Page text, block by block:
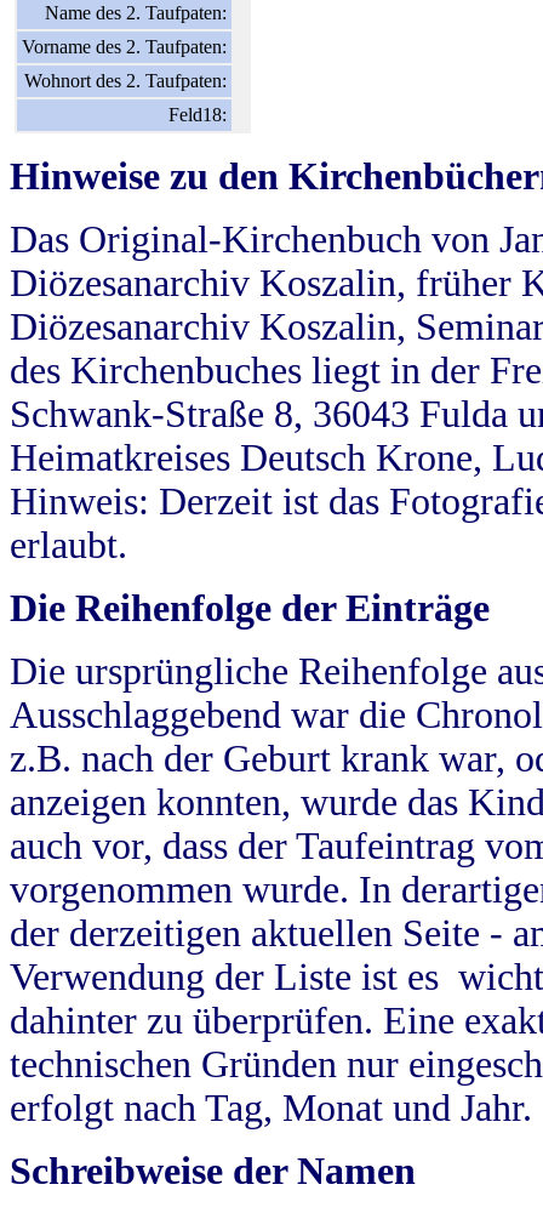
Name des 2. Taufpaten:
Vorname des 2. Taufpaten:
Wohnort des 2. Taufpaten:
Feld18:
Hinweise zu den
Das Original-Kirchenbuch von
Diözesanarchiv Koszalin, früher
Diözesanarchiv Koszalin,
des Kirchenbuches liegt in der
Schwank-Straße 8, 36043 Fulda
Heimatkreises Deutsch Krone,
Hinweis: Derzeit ist das
erlaubt.
Die Reihenfolge der Einträge
Die ursprüngliche Reihenfolge
Ausschlaggebend war die
z.B. nach der Geburt krank war,
anzeigen konnten, wurde das
auch vor, dass der Taufeintrag
vorgenommen wurde. In
der derzeitigen aktuellen Seite -
Verwendung der Liste ist es
dahinter zu überprüfen. Eine
technischen Gründen nur
erfolgt nach Tag, Monat und Jahr.
Schreibweise der Namen